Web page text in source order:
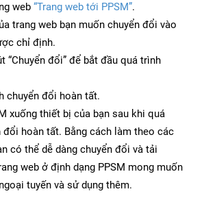
web “Trang web tới PPSM”.
trang web bạn muốn chuyển đổi vào
chỉ định.
“Chuyển đổi” để bắt đầu quá trình
chuyển đổi hoàn tất.
xuống thiết bị của bạn sau khi quá
đổi hoàn tất. Bằng cách làm theo các
có thể dễ dàng chuyển đổi và tải
web ở định dạng PPSM mong muốn
tuyến và sử dụng thêm.